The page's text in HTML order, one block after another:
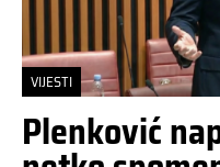
VIJESTI
Plenković